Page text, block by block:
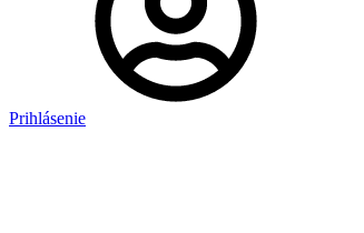
Prihlásenie